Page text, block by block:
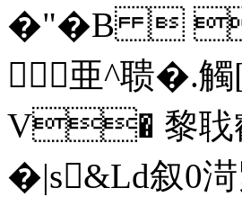
� "� B 
亜^聩�.觸[
V� 黎聀
� |s&Ld叙0